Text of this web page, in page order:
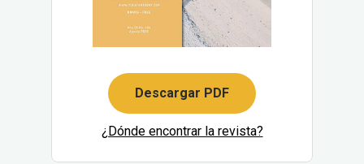
Descargar PDF
¿Dónde encontrar la revista?